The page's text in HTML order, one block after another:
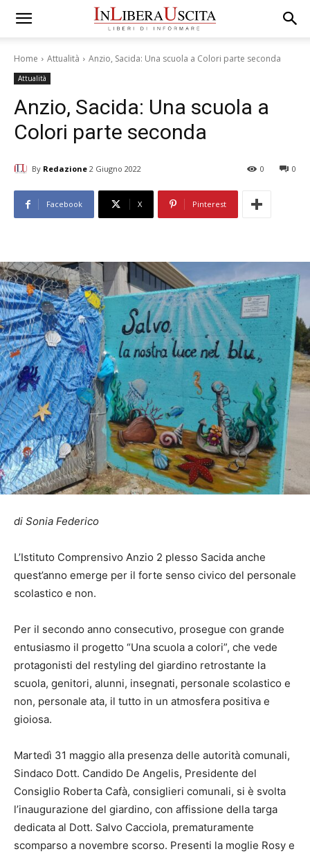
Home Attualità Anzio, Sacida: Una scuola a Colori parte seconda
Attualità
Anzio, Sacida: Una scuola a
Colori parte seconda
By Redazione 2 Giugno 2022 0
0
Facebook X Pinterest
di Sonia Federico
L’Istituto Comprensivo Anzio 2 plesso Sacida anche
quest’anno emerge per il forte senso civico del personale
scolastico e non.
Per il secondo anno consecutivo, prosegue con grande
entusiasmo il progetto “Una scuola a colori”, che vede
protagonisti del restyling del giardino retrostante la
scuola, genitori, alunni, insegnati, personale scolastico e
non, personale ata, il tutto in un atmosfera positiva e
gioiosa.
Martedì 31 maggio alla presenza delle autorità comunali,
Sindaco Dott. Candido De Angelis, Presidente del
Consiglio Roberta Cafà, consiglieri comunali, si è svolta
l’inaugurazione del giardino, con affissione della targa
dedicata al Dott. Salvo Cacciola, prematuramente
scomparso a novembre scorso. Presenti la moglie Rosy e